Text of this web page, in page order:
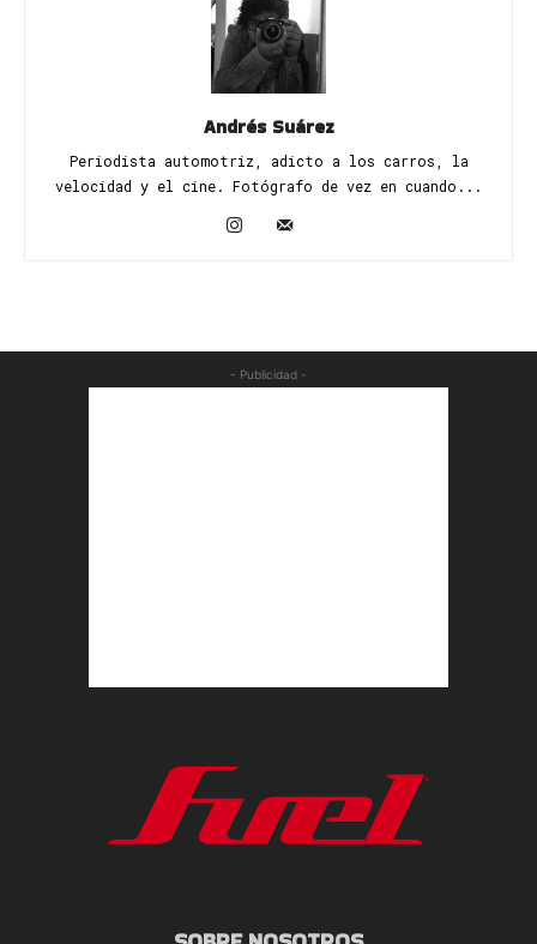
Andrés Suárez
Periodista automotriz, adicto a los carros, la
velocidad y el cine. Fotógrafo de vez en cuando...
- Publicidad -